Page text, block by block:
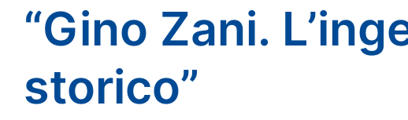
“Gino Zani.
storico”